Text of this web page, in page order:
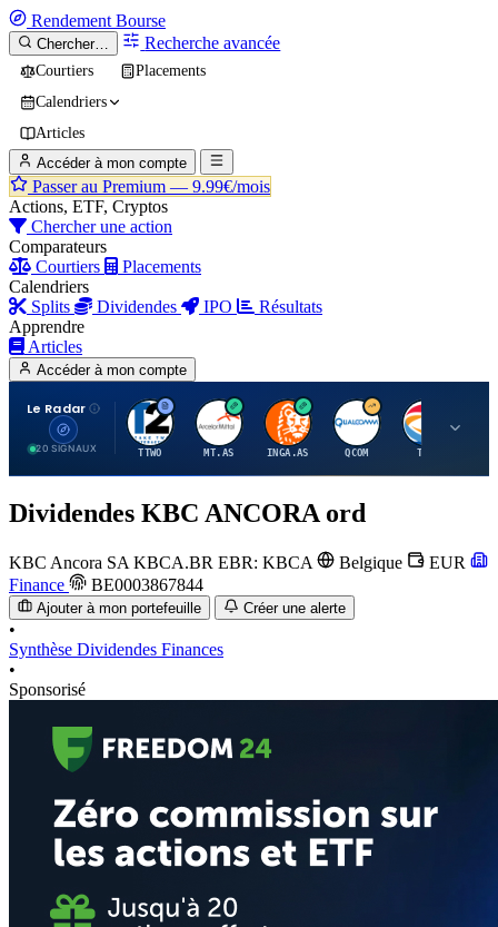
Rendement Bourse
Chercher… Recherche avancée
Courtiers
Placements
Calendriers
Articles
Accéder à mon compte
Passer au Premium — 9.99€/mois
Actions, ETF, Cryptos
Chercher une action
Comparateurs
Courtiers
Placements
Calendriers
Splits
Dividendes IPO
Résultats
Apprendre
Articles
Accéder à mon compte
Le Radar
20 SIGNAUX
T
TTWO
A
MT.AS
I
INGA.AS
Q
QCOM
T
TTE
Dividendes KBC ANCORA ord
KBC Ancora SA KBCA.BR EBR: KBCA Belgique
EUR
Finance
BE0003867844
Ajouter à mon portefeuille Créer une alerte
•
Synthèse Dividendes Finances
•
Sponsorisé